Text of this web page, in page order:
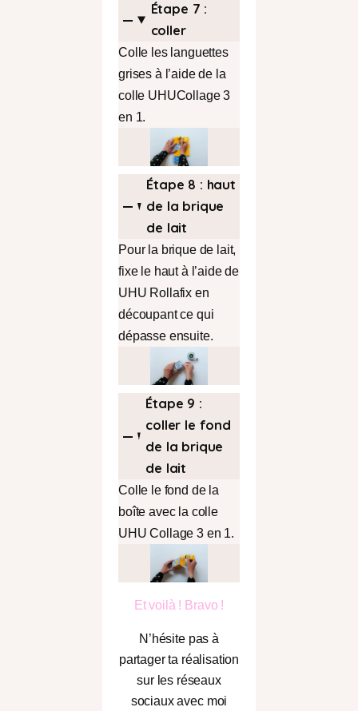
Étape 7 :
coller
Colle les languettes
grises à l’aide de la
colle UHUCollage 3
en 1.
Étape 8 : haut
de la brique
de lait
Pour la brique de lait,
fixe le haut à l’aide de
UHU Rollafix en
découpant ce qui
dépasse ensuite.
Étape 9 :
coller le fond
de la brique
de lait
Colle le fond de la
boîte avec la colle
UHU Collage 3 en 1.
Et voilà ! Bravo !
N’hésite pas à
partager ta réalisation
sur les réseaux
sociaux avec moi